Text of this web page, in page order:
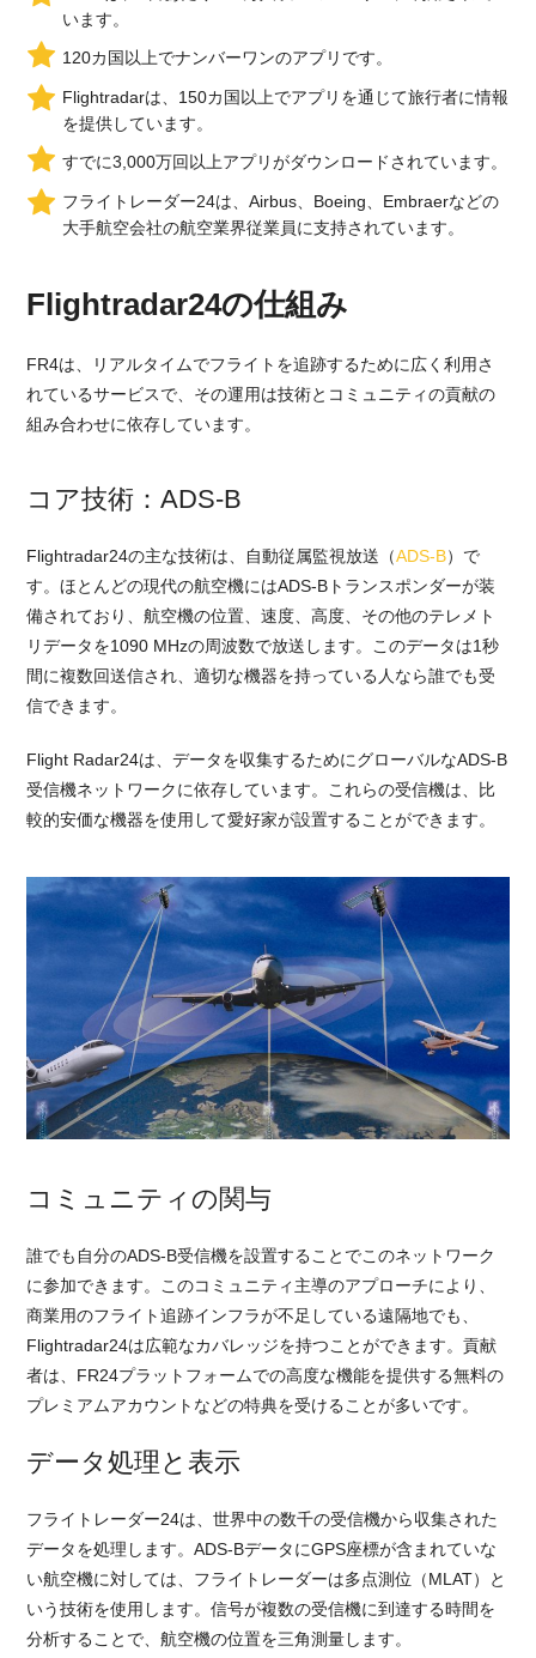
います。
120カ国以上でナンバーワンのアプリです。
Flightradarは、150カ国以上でアプリを通じて旅行者に情報
を提供しています。
すでに3,000万回以上アプリがダウンロードされています。
フライトレーダー24は、Airbus、Boeing、Embraerなどの
大手航空会社の航空業界従業員に支持されています。
Flightradar24の仕組み
FR4は、リアルタイムでフライトを追跡するために広く利用さ
れているサービスで、その運用は技術とコミュニティの貢献の
組み合わせに依存しています。
コア技術：ADS-B
Flightradar24の主な技術は、自動従属監視放送（ADS-B）で
す。ほとんどの現代の航空機にはADS-Bトランスポンダーが装
備されており、航空機の位置、速度、高度、その他のテレメト
リデータを1090 MHzの周波数で放送します。このデータは1秒
間に複数回送信され、適切な機器を持っている人なら誰でも受
信できます。
Flight Radar24は、データを収集するためにグローバルなADS-B
受信機ネットワークに依存しています。これらの受信機は、比
較的安価な機器を使用して愛好家が設置することができます。
コミュニティの関与
誰でも自分のADS-B受信機を設置することでこのネットワーク
に参加できます。このコミュニティ主導のアプローチにより、
商業用のフライト追跡インフラが不足している遠隔地でも、
Flightradar24は広範なカバレッジを持つことができます。貢献
者は、FR24プラットフォームでの高度な機能を提供する無料の
プレミアムアカウントなどの特典を受けることが多いです。
データ処理と表示
フライトレーダー24は、世界中の数千の受信機から収集された
データを処理します。ADS-BデータにGPS座標が含まれていな
い航空機に対しては、フライトレーダーは多点測位（MLAT）と
いう技術を使用します。信号が複数の受信機に到達する時間を
分析することで、航空機の位置を三角測量します。